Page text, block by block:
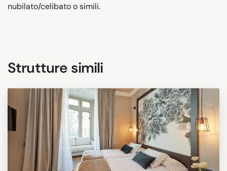
nubilato/celibato o simili.
Strutture simili